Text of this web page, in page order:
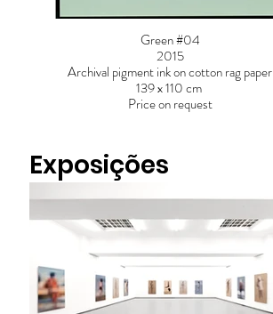
Green #04
2015
Archival pigment ink on cotton rag paper
139 x 110 cm
Price on request
Exposições